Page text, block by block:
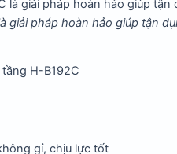
giải pháp hoàn hảo giúp tận
H-B192C
gỉ, chịu lực tốt